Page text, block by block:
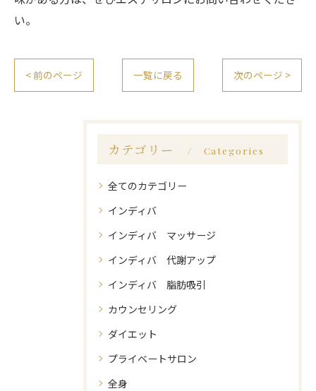
い。
< 前のページ 一覧に戻る 次のページ >
カテゴリー Categories
全てのカテゴリー
インディバ
インディバ マッサージ
インディバ 代謝アップ
インディバ 脂肪吸引
カウンセリング
ダイエット
プライベートサロン
全身